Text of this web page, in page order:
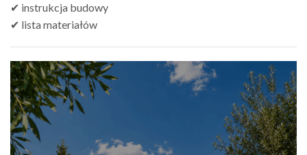
✔ instrukcja budowy
✔ lista materiałów